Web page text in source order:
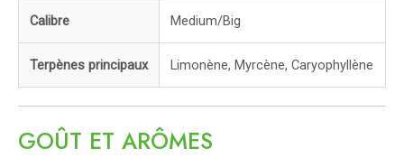
Calibre Medium/Big
Terpènes principaux Limonène, Myrcène, Caryophyllène
GOÛT ET ARÔMES